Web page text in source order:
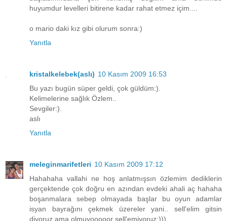
huyumdur levelleri bitirene kadar rahat etmez içim....
o mario daki kız gibi olurum sonra:)
Yanıtla
kristalkelebek(aslı) 10 Kasım 2009 16:53
Bu yazı bugün süper geldi, çok güldüm:).
Kelimelerine sağlık Özlem..
Sevgiler:).
aslı
Yanıtla
meleginmarifetleri 10 Kasım 2009 17:12
Hahahaha vallahi ne hoş anlatmışsın özlemim dediklerin
gerçektende çok doğru en azından evdeki ahali aç hahaha
boşanmalara sebep olmayada başlar bu oyun adamlar
isyan bayrağını çekmek üzereler yani.. sell'elim gitsin
diyoruz ama olmuyooooor sell'emiyoruz:)))